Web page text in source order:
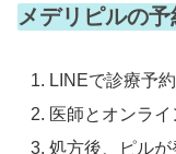
メデリピルの
LINEで診療予約
医師とオンライ
処方後、ピルが